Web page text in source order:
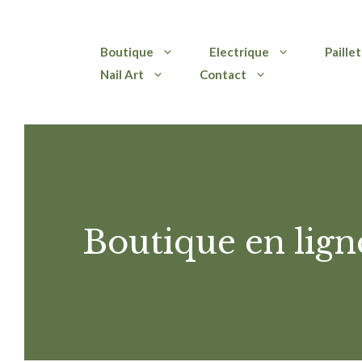
Boutique Electrique
Nail Art
Contact
Boutique en